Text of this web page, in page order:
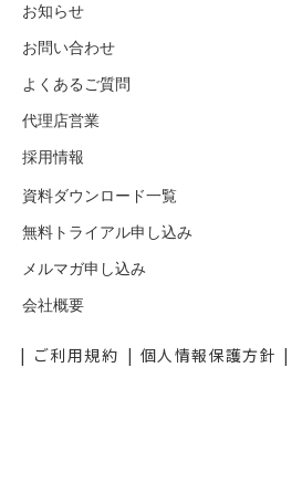
お知らせ
お問い合わせ
よくあるご質問
代理店営業
採用情報
資料ダウンロード一覧
無料トライアル申し込み
メルマガ申し込み
会社概要
ご利用規約 個人情報保護方針